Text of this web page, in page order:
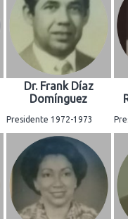
Dr. Frank Díaz
Domínguez
Presidente 1972-1973